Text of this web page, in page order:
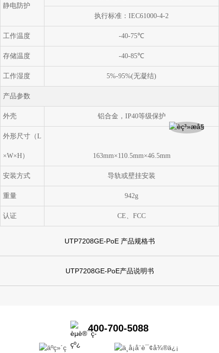
静电防护
执行标准：IEC61000-4-2
工作温度 -40-75℃
存储温度 -40-85℃
工作湿度 5%-95%(无凝结)
产品参数
外壳 铝合金，IP40等级保护
外形尺寸（L
×W×H） 163mm×110.5mm×46.5mm
安装方式 导轨或壁挂安装
重量 942g
认证 CE、FCC
UTP7208GE-PoE 产品规格书
UTP7208GE-PoE产品说明书
400-700-5088